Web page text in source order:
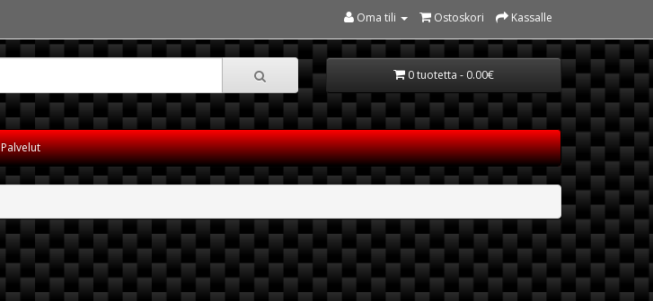
Oma tili Ostoskori Kassalle
0 tuotetta - 0.00€
Palvelut